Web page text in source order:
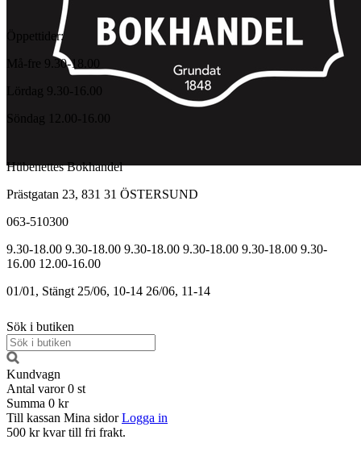
Öppettider:
Må-fre 9.30-18.00
Lördag 9.30-16.00
Söndag 12.00-16.00
Hübenettes Bokhandel
Prästgatan 23, 831 31 ÖSTERSUND
063-510300
9.30-18.00 9.30-18.00 9.30-18.00 9.30-18.00 9.30-18.00 9.30-
16.00 12.00-16.00
01/01, Stängt 25/06, 10-14 26/06, 11-14
Sök i butiken
Kundvagn
Antal varor 0 st
Summa 0 kr
Till kassan Mina sidor Logga in
500 kr kvar till fri frakt.